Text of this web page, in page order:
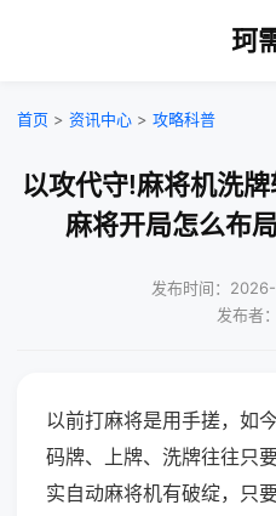
珂
首页 > 资讯中心 > 攻略科普
以攻代守!麻将机洗
麻将开局怎么布
发布时间：
发布者
以前打麻将是用手搓，如
码牌、上牌、洗牌往往只
实自动麻将机有破绽，只